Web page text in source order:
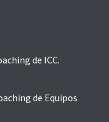
de ICC.
de Equipos